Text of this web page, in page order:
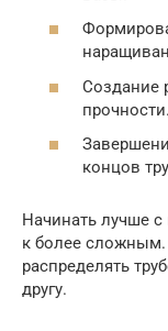
Создание
прочности.
концов
Начинать лучше с
к более сложным.
распределять
другу.